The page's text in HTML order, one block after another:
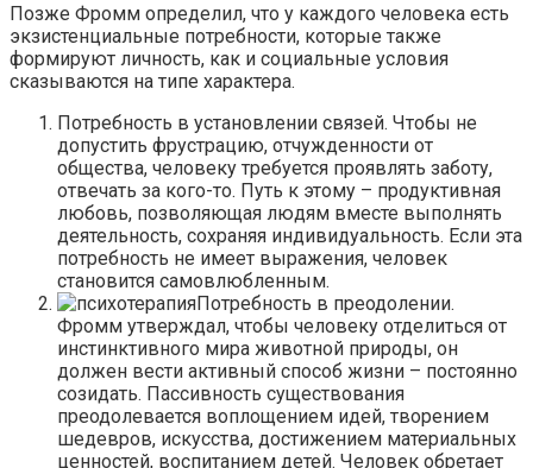
Позже Фромм определил, что у каждого человека есть
экзистенциальные потребности, которые также
формируют личность, как и социальные условия
сказываются на типе характера.
Потребность в установлении связей. Чтобы не
допустить фрустрацию, отчужденности от
общества, человеку требуется проявлять заботу,
отвечать за кого-то. Путь к этому – продуктивная
любовь, позволяющая людям вместе выполнять
деятельность, сохраняя индивидуальность. Если эта
потребность не имеет выражения, человек
становится самовлюбленным.
Потребность в преодолении.
Фромм утверждал, чтобы человеку отделиться от
инстинктивного мира животной природы, он
должен вести активный способ жизни – постоянно
созидать. Пассивность существования
преодолевается воплощением идей, творением
шедевров, искусства, достижением материальных
ценностей, воспитанием детей. Человек обретает